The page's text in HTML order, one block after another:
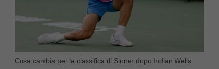
Cosa cambia per la classifica di Sinner dopo Indian Wells